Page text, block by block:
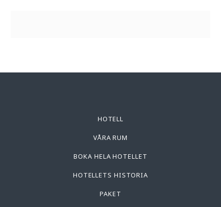
HOTELL
VÅRA RUM
BOKA HELA HOTELLET
HOTELLETS HISTORIA
PAKET